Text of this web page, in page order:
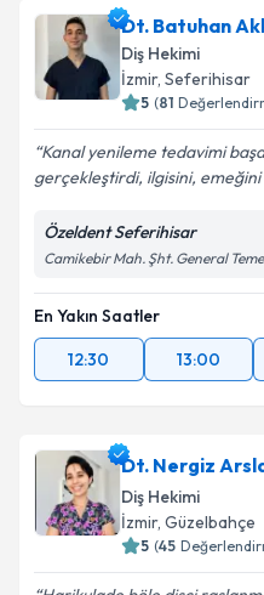
Dt. Batuhan
Diş Hekimi
İzmir, Seferihisar
5 (81
Kanal yenileme tedavimi
gerçekleştirdi, ilgisini,
Özeldent Seferihisar
Camikebir Mah. Şht. General
En Yakın Saatler
12:30
13:00
Dt. Nergiz
Diş Hekimi
İzmir, Güzelbahçe
5 (45